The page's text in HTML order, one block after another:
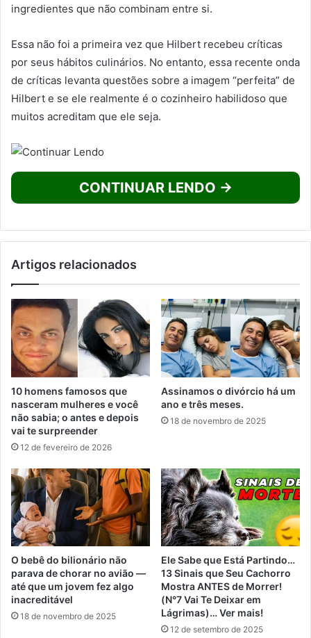
ingredientes que não combinam entre si.
Essa não foi a primeira vez que Hilbert recebeu críticas
por seus hábitos culinários. No entanto, essa recente onda
de críticas levanta questões sobre a imagem “perfeita” de
Hilbert e se ele realmente é o cozinheiro habilidoso que
muitos acreditam que ele seja.
CONTINUAR LENDO →
Artigos relacionados
10 homens famosos que
nasceram mulheres e você
não sabia; o antes e depois
vai te surpreender
12 de fevereiro de 2026
Assinamos o divórcio há um
ano e três meses.
18 de novembro de 2025
O bebê do bilionário não
parava de chorar no avião —
até que um jovem fez algo
inacreditável
18 de novembro de 2025
Ele Sabe que Está Partindo…
13 Sinais que Seu Cachorro
Mostra ANTES de Morrer!
(N°7 Vai Te Deixar em
Lágrimas)… Ver mais!
12 de setembro de 2025